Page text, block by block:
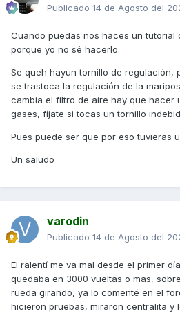
Publicado 14 de Agosto del
Cuando puedas nos haces un tutorial
porque yo no sé hacerlo.
Se queh hayun tornillo de regulación,
se trastoca la regulación de la
cambia el filtro de aire hay que hacer
gases, fíjate si tocas un tornillo
Pues puede ser que por eso tuvieras
Un saludo
varodin
Publicado 14 de Agosto del
El ralentí me va mal desde el primer
quedaba en 3000 vueltas o mas,
rueda girando, ya lo comenté en el
hicieron pruebas, miraron centralita y